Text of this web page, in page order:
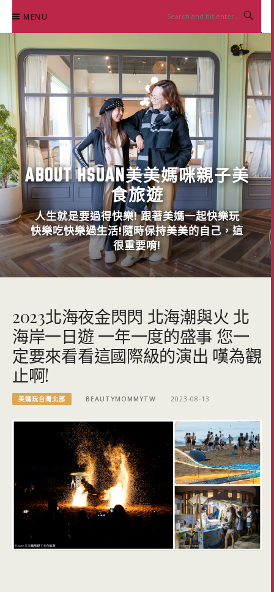
content
MENU
ABOUT HSUAN美美媽咪親子美
食旅遊
人生就是要過得快樂! 跟著美媽一起快樂玩
快樂吃快樂過生活!隨時保持美美的自己，這
很重要唷!
2023北海夜金閃閃 北海潮與火 北
海岸一日遊 一年一度的盛事 您一
定要來看看這國際級的演出 嘆為觀
止啊!
美媽玩台灣北部 BEAUTYMOMMYTW 2023-08-13